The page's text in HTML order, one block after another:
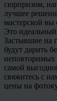
сюрпризом,
лучшее
мастерской вы
Это идеальный
Застывшие на
будут дарить
неповторимых
самой
свяжитесь с
цены на